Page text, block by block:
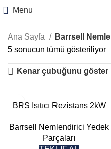
Menu
Ana Sayfa
Barrsell
5 sonucun tümü gösteriliyor
Kenar çubuğunu göster
BRS Isıtıcı Rezistans 2kW
Barrsell Nemlendirici Yedek
Parçaları